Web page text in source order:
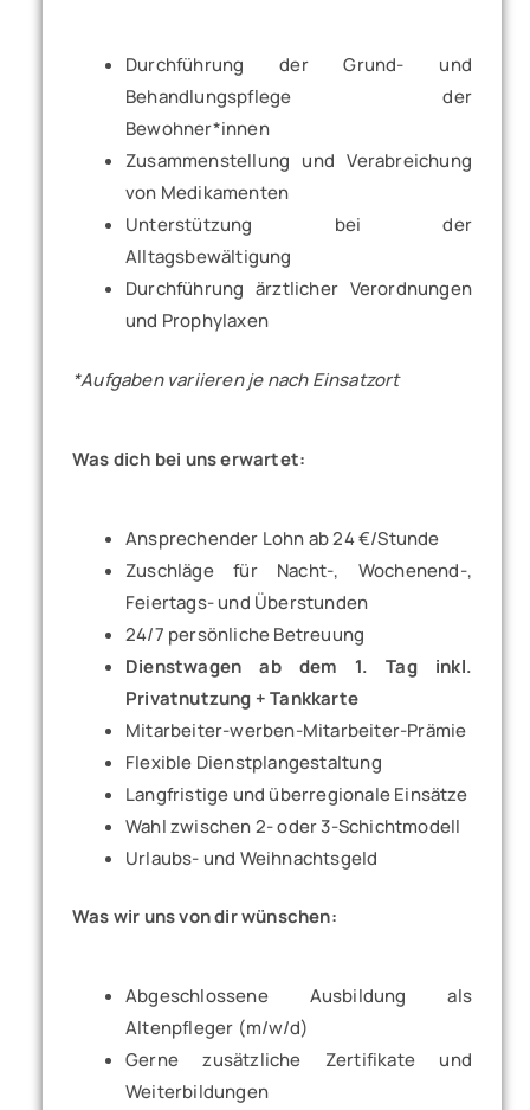
Durchführung der Grund- und
Behandlungspflege der
Bewohner*innen
Zusammenstellung und Verabreichung
von Medikamenten
Unterstützung bei der
Alltagsbewältigung
Durchführung ärztlicher Verordnungen
und Prophylaxen
*Aufgaben variieren je nach Einsatzort
Was dich bei uns erwartet:
Ansprechender Lohn ab 24 €/Stunde
Zuschläge für Nacht-, Wochenend-,
Feiertags- und Überstunden
24/7 persönliche Betreuung
Dienstwagen ab dem 1. Tag inkl.
Privatnutzung + Tankkarte
Mitarbeiter-werben-Mitarbeiter-Prämie
Flexible Dienstplangestaltung
Langfristige und überregionale Einsätze
Wahl zwischen 2- oder 3-Schichtmodell
Urlaubs- und Weihnachtsgeld
Was wir uns von dir wünschen:
Abgeschlossene Ausbildung als
Altenpfleger (m/w/d)
Gerne zusätzliche Zertifikate und
Weiterbildungen